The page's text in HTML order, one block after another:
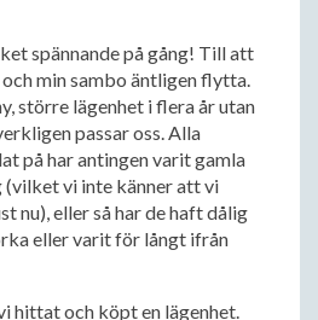
spännande på gång! Till att
min sambo äntligen flytta.
större lägenhet i flera år utan
passar oss. Alla
på har antingen varit gamla
vi inte känner att vi
nu), eller så har de haft dålig
eller varit för långt ifrån
hittat och köpt en lägenhet.